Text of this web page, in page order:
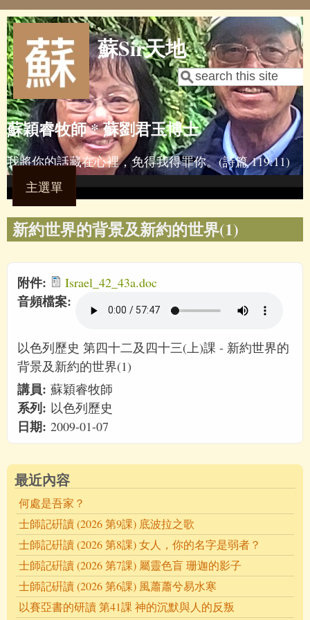
Skip to main content
蘇Sir天地
Search form
Search
蘇穎睿牧師 * 蘇劉君玉博士
我將你的話藏在心裡，免得我得罪你。(詩篇 119:11)
主選單
新約世界的背景及新約的世界(1)
附件: Israel_42_43a.doc
音頻檔案:
以色列歷史 第四十二及四十三(上)課 - 新約世界的
背景及新約的世界(1)
講員: 蘇穎睿牧師
系列: 以色列歷史
日期: 2009-01-07
最近內容
何處是吾家？
士師記硏讀 (2026 第9課) 底波拉之歌
士師記硏讀 (2026 第8課) 女人，你的名字是弱者？
士師記硏讀 (2026 第7課) 屬靈色盲 珊迦的影子
士師記硏讀 (2026 第6課) 風蕭蕭兮易水寒
以賽亞書的研讀 第41課 神的沉默與人的反叛